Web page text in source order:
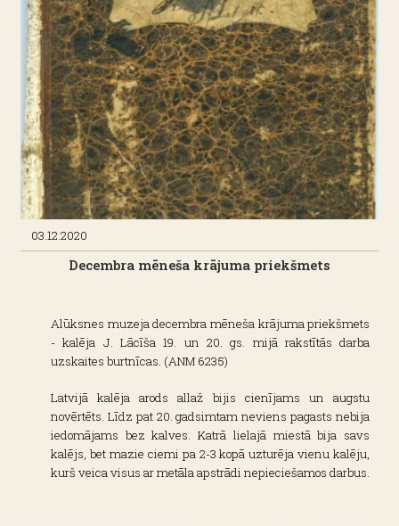
03.12.2020
Decembra mēneša krājuma priekšmets
Alūksnes muzeja decembra mēneša krājuma priekšmets
- kalēja J. Lācīša 19. un 20. gs. mijā rakstītās darba
uzskaites burtnīcas. (ANM 6235)
Latvijā kalēja arods allaž bijis cienījams un augstu
novērtēts. Līdz pat 20. gadsimtam neviens pagasts nebija
iedomājams bez kalves. Katrā lielajā miestā bija savs
kalējs, bet mazie ciemi pa 2-3 kopā uzturēja vienu kalēju,
kurš veica visus ar metāla apstrādi nepieciešamos darbus.